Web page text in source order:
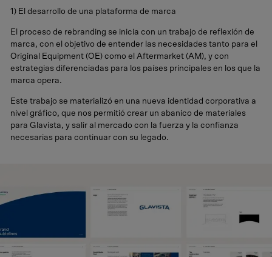
1) El desarrollo de una plataforma de marca
El proceso de rebranding se inicia con un trabajo de reflexión de
marca, con el objetivo de entender las necesidades tanto para el
Original Equipment (OE) como el Aftermarket (AM), y con
estrategias diferenciadas para los países principales en los que la
marca opera.
Este trabajo se materializó en una nueva identidad corporativa a
nivel gráfico, que nos permitió crear un abanico de materiales
para Glavista, y salir al mercado con la fuerza y la confianza
necesarias para continuar con su legado.